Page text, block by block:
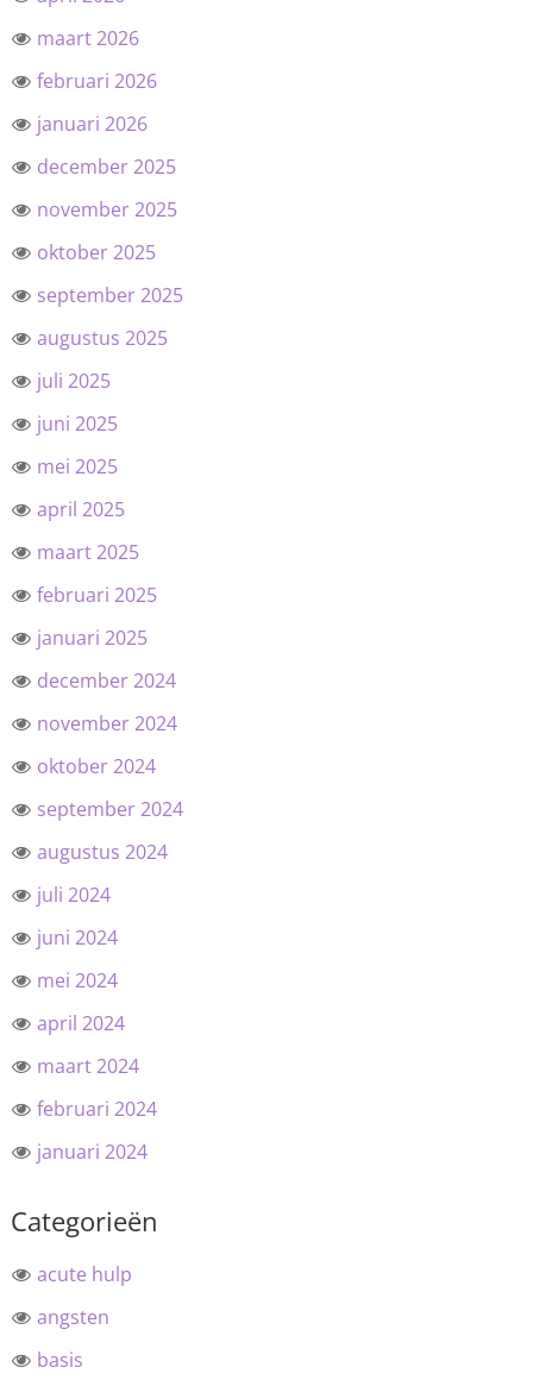
maart 2026
februari 2026
januari 2026
december 2025
november 2025
oktober 2025
september 2025
augustus 2025
juli 2025
juni 2025
mei 2025
april 2025
maart 2025
februari 2025
januari 2025
december 2024
november 2024
oktober 2024
september 2024
augustus 2024
juli 2024
juni 2024
mei 2024
april 2024
maart 2024
februari 2024
januari 2024
Categorieën
acute hulp
angsten
basis